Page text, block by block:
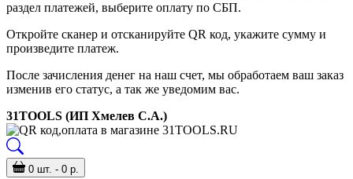
раздел платежей, выберите оплату по СБП.
Откройте сканер и отсканируйте QR код, укажите сумму и
произведите платеж.
После зачисления денег на наш счет, мы обработаем ваш заказ
изменив его статус, а так же уведомим вас.
31TOOLS (ИП Хмелев С.А.)
0 шт. - 0 р.